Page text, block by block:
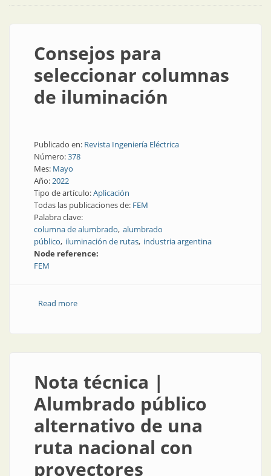
Consejos para
seleccionar columnas
de iluminación
Publicado en: Revista Ingeniería Eléctrica
Número:378
Mes: Mayo
Año:2022
Tipo de artículo:Aplicación
Todas las publicaciones de: FEM
Palabra clave:
columna de alumbrado alumbrado
público iluminación de rutas industria argentina
Node reference:
FEM
Read moreabout Consejos para seleccionar columnas de
Nota técnica |
Alumbrado público
alternativo de una
ruta nacional con
proyectores